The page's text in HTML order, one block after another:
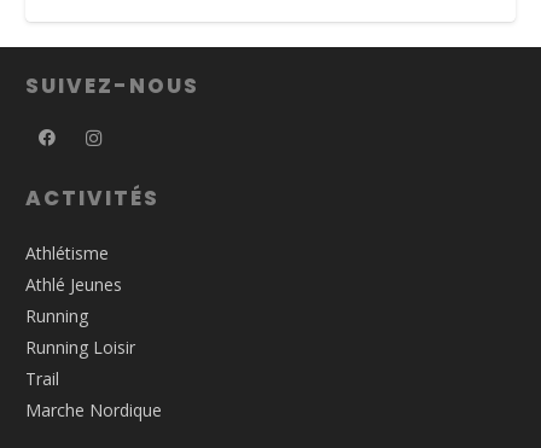
SUIVEZ-NOUS
ACTIVITÉS
Athlétisme
Athlé Jeunes
Running
Running Loisir
Trail
Marche Nordique